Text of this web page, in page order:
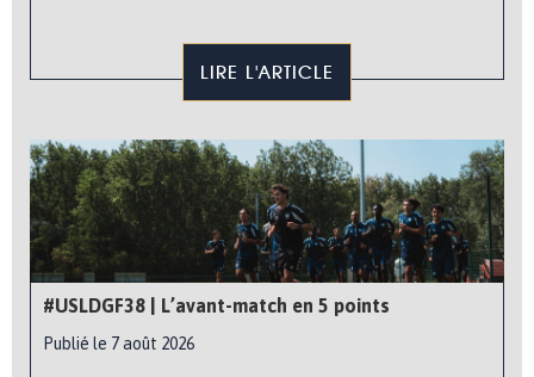
LIRE L'ARTICLE
#USLDGF38 | L’avant-match en 5 points
Publié le 7 août 2026